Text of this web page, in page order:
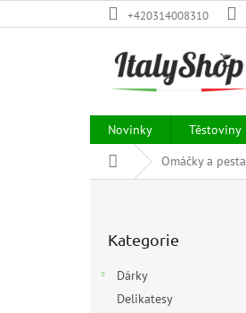
na
+420314008310
Novinky Těstoviny
Domů Omáčky a pesta
kategorie
Kategorie
Dárky
Delikatesy